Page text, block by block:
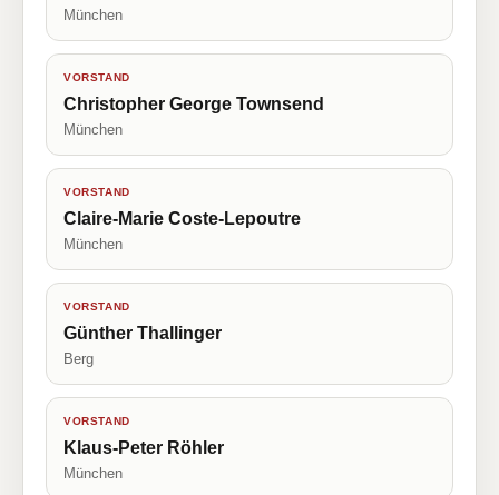
München
VORSTAND
Christopher George Townsend
München
VORSTAND
Claire-Marie Coste-Lepoutre
München
VORSTAND
Günther Thallinger
Berg
VORSTAND
Klaus-Peter Röhler
München